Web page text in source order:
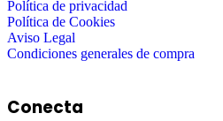
Política de privacidad
Política de Cookies
Aviso Legal
Condiciones generales de compra
Conecta